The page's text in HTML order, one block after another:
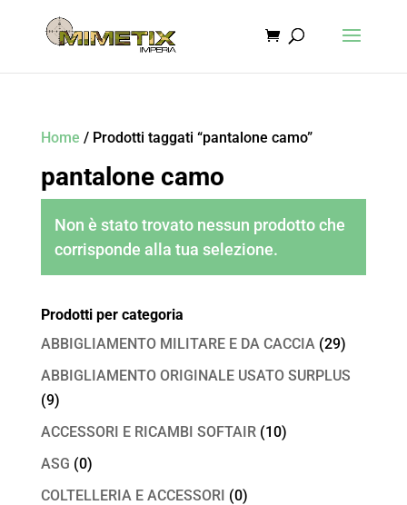
Home / Prodotti taggati “pantalone camo”
pantalone camo
Non è stato trovato nessun prodotto che
corrisponde alla tua selezione.
Prodotti per categoria
ABBIGLIAMENTO MILITARE E DA CACCIA (29)
ABBIGLIAMENTO ORIGINALE USATO SURPLUS
(9)
ACCESSORI E RICAMBI SOFTAIR (10)
ASG (0)
COLTELLERIA E ACCESSORI (0)